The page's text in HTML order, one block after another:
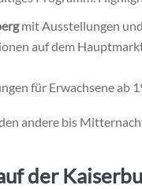
mit Ausstellungen
auf dem
für Erwachsene ab
andere bis
der